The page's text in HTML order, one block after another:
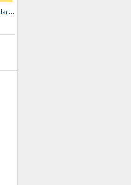
Colnago kerékpáros kulacs 500ml - Elite Fly BPA free mentes